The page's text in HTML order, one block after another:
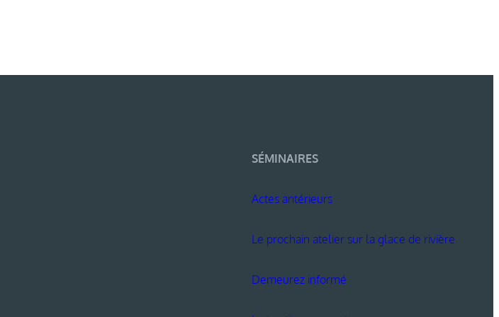
SÉMINAIRES
Actes antérieurs
Le prochain atelier sur la glace de rivière
Demeurez informé